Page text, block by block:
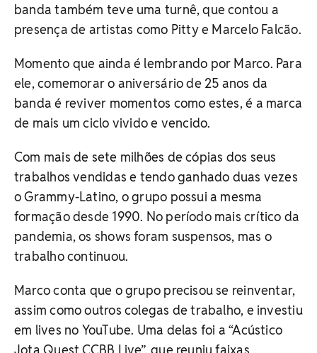
banda também teve uma turnê, que contou a
presença de artistas como Pitty e Marcelo Falcão.
Momento que ainda é lembrando por Marco. Para
ele, comemorar o aniversário de 25 anos da
banda é reviver momentos como estes, é a marca
de mais um ciclo vivido e vencido.
Com mais de sete milhões de cópias dos seus
trabalhos vendidas e tendo ganhado duas vezes
o Grammy-Latino, o grupo possui a mesma
formação desde 1990. No período mais crítico da
pandemia, os shows foram suspensos, mas o
trabalho continuou.
Marco conta que o grupo precisou se reinventar,
assim como outros colegas de trabalho, e investiu
em lives no YouTube. Uma delas foi a “Acústico